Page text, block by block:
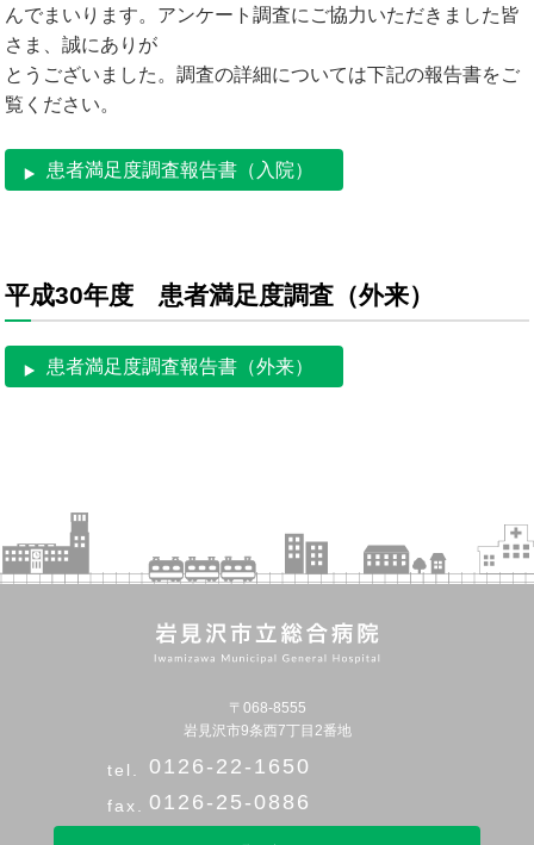
んでまいります。アンケート調査にご協力いただきました皆
さま、誠にありが
とうございました。調査の詳細については下記の報告書をご
覧ください。
患者満足度調査報告書（入院）
平成30年度 患者満足度調査（外来）
患者満足度調査報告書（外来）
〒068-8555
岩見沢市9条西7丁目2番地
0126-22-1650
0126-25-0886